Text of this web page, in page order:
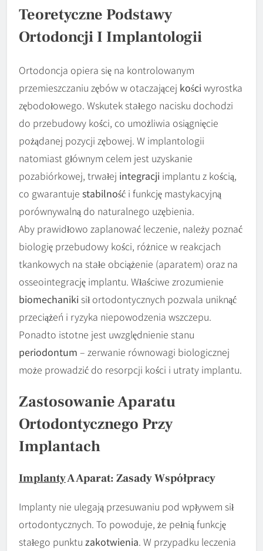
Teoretyczne Podstawy
Ortodoncji I Implantologii
Ortodoncja opiera się na kontrolowanym
przemieszczaniu zębów w otaczającej kościwyrostka
zębodołowego. Wskutek stałego nacisku dochodzi
do przebudowy kości, co umożliwia osiągnięcie
pożądanej pozycji zębowej. W implantologii
natomiast głównym celem jest uzyskanie
pozabiórkowej, trwałej integracji implantu z kością,
co gwarantuje stabilność i funkcję mastykacyjną
porównywalną do naturalnego uzębienia.
Aby prawidłowo zaplanować leczenie, należy poznać
biologię przebudowy kości, różnice w reakcjach
tkankowych na stałe obciążenie (aparatem) oraz na
osseointegrację implantu. Właściwe zrozumienie
biomechaniki sił ortodontycznych pozwala uniknąć
przeciążeń i ryzyka niepowodzenia wszczepu.
Ponadto istotne jest uwzględnienie stanu
periodontum – zerwanie równowagi biologicznej
może prowadzić do resorpcji kości i utraty implantu.
Zastosowanie Aparatu
Ortodontycznego Przy
Implantach
ImplantyA Aparat: Zasady Współpracy
Implanty nie ulegają przesuwaniu pod wpływem sił
ortodontycznych. To powoduje, że pełnią funkcję
stałego punktu zakotwienia. W przypadku leczenia